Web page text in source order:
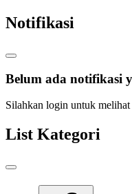
Notifikasi
Belum ada notifikasi
Silahkan login untuk
List Kategori